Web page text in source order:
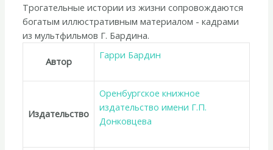
Трогательные истории из жизни сопровождаются
богатым иллюстративным материалом - кадрами
из мультфильмов Г. Бардина.
Автор
Гарри Бардин
Издательство
Оренбургское книжное
издательство имени Г.П.
Донковцева